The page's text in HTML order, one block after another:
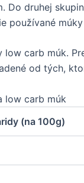
druhej
používané
carb múk.
od tých,
low carb múk
(na 100g)